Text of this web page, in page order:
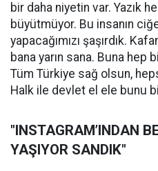
bir daha niyetin var. Yazık
büyütmüyor. Bu insanın
yapacağımızı şaşırdık.
bana yarın sana. Buna hep
Tüm Türkiye sağ olsun,
Halk ile devlet el ele bunu
"INSTAGRAM’INDAN
YAŞIYOR SANDIK"